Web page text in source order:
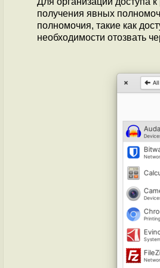
получения явных
полномочия, такие как
необходимости отозвать